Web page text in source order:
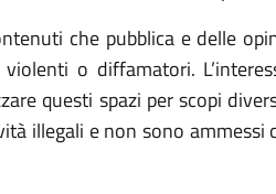
che pubblica e delle
o diffamatori.
questi spazi per scopi
illegali e non sono